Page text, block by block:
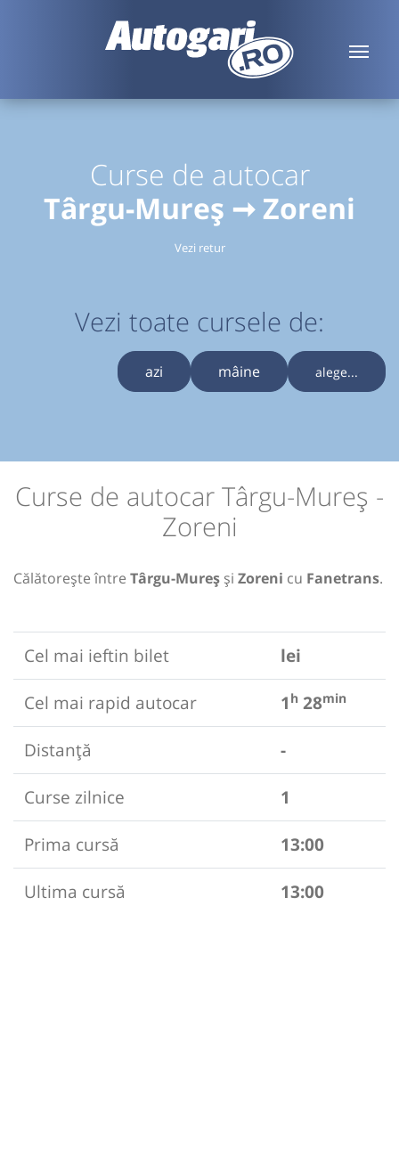
Curse de autocar
Târgu-Mureș ➞ Zoreni
Vezi retur
Vezi toate cursele de:
azi mâine alege...
Curse de autocar Târgu-Mureș -
Zoreni
Călătorește între Târgu-Mureș și Zoreni cu Fanetrans.
Cel mai ieftin bilet
lei
Cel mai rapid autocar
1 h 28min
Distanță
-
Curse zilnice
1
Prima cursă
13:00
Ultima cursă
13:00